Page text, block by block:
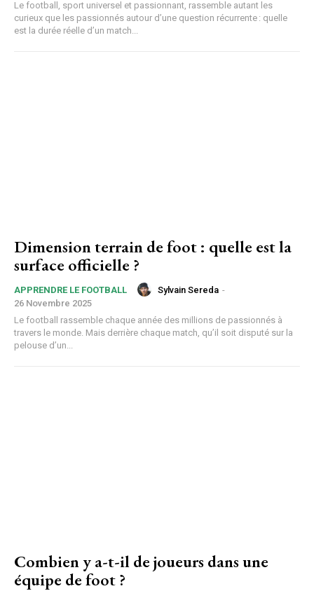
Le football, sport universel et passionnant, rassemble autant les
curieux que les passionnés autour d’une question récurrente : quelle
est la durée réelle d’un match...
Dimension terrain de foot : quelle est la
surface officielle ?
APPRENDRE LE FOOTBALL Sylvain Sereda -
26 Novembre 2025
Le football rassemble chaque année des millions de passionnés à
travers le monde. Mais derrière chaque match, qu’il soit disputé sur la
pelouse d’un...
Combien y a-t-il de joueurs dans une
équipe de foot ?